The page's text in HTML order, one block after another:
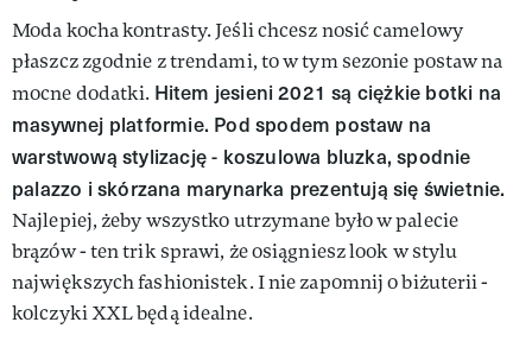
Moda kocha kontrasty. Jeśli chcesz nosić camelowy
płaszcz zgodnie z trendami, to w tym sezonie postaw na
mocne dodatki. Hitem jesieni 2021 są ciężkie botki na
masywnej platformie. Pod spodem postaw na
warstwową stylizację - koszulowa bluzka, spodnie
palazzo i skórzana marynarka prezentują się świetnie.
Najlepiej, żeby wszystko utrzymane było w palecie
brązów - ten trik sprawi, że osiągniesz look w stylu
największych fashionistek. I nie zapomnij o biżuterii -
kolczyki XXL będą idealne.